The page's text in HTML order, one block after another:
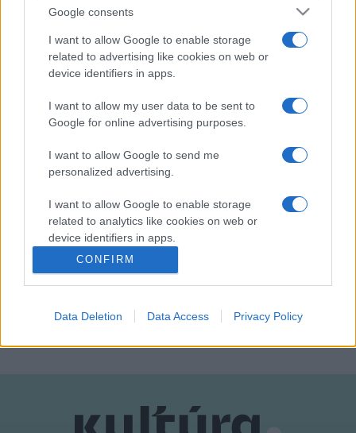
Google consents
I want to allow Google to enable storage
related to advertising like cookies on web or
device identifiers in apps.
I want to allow my user data to be sent to
Google for online advertising purposes.
I want to allow Google to send me
personalized advertising.
I want to allow Google to enable storage
related to analytics like cookies on web or
device identifiers in apps.
I want to allow Google to enable storage
related to functionality of the website or app.
I want to allow Google to enable storage
user protection.
CONFIRM
Data Deletion Data Access Privacy Policy
hosszú távú uniós költségvetés a turizmus mellett a
kulturális és a kreatív szektorra is nagyobb hangsúlyt fektet.
A tanulmányt a Kreatív Központ megbízásából a
Gazdaságkutató Intézet készítette. A kutatók szerint nagy
volt a kihívás az adatok rögzítésében, mert az ágazat
különféle tevékenységeket foglal magába.
unsplash.com/
JOSIP MIHALIC KORONAVÍRUS
MEGOSZTÁS